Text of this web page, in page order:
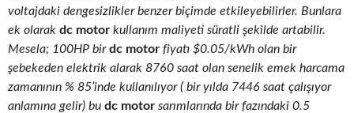
voltajdaki dengesizlikler benzer biçimde etkileyebilirler. Bunlara
ek olarak dc motor kullanım maliyeti süratli şekilde artabilir.
Mesela; 100HP birdc motor fiyatı $0.05/kWh olan bir
şebekeden elektrik alarak 8760 saat olan senelik emek harcama
zamanının % 85’inde kullanılıyor ( bir yılda 7446 saat çalışıyor
anlamına gelir) bu dc motor sarımlarında bir fazındaki 0.5